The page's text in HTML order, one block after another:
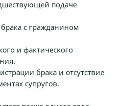
подаче
с гражданином
и фактического
брака и отсутствие
супругов.